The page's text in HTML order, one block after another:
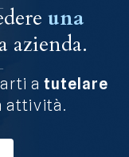
una
azienda.
a tutelare
attività.